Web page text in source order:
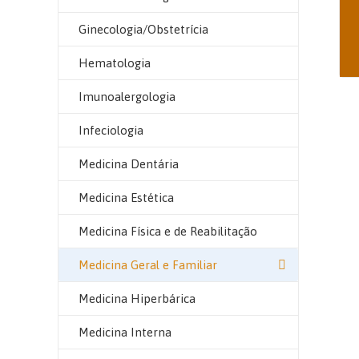
Ginecologia/Obstetrícia
Hematologia
Imunoalergologia
Infeciologia
Medicina Dentária
Medicina Estética
Medicina Física e de Reabilitação
Medicina Geral e Familiar
Medicina Hiperbárica
Medicina Interna